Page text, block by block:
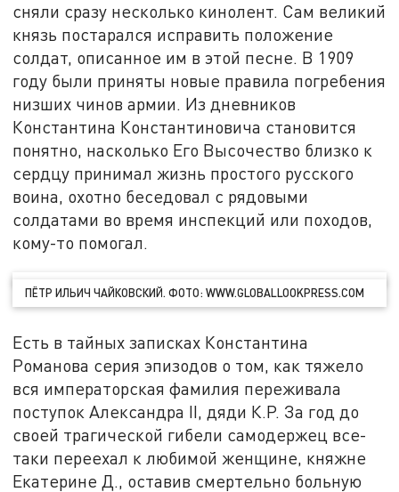
сняли сразу несколько кинолент. Сам великий
князь постарался исправить положение
солдат, описанное им в этой песне. В 1909
году были приняты новые правила погребения
низших чинов армии. Из дневников
Константина Константиновича становится
понятно, насколько Его Высочество близко к
сердцу принимал жизнь простого русского
воина, охотно беседовал с рядовыми
солдатами во время инспекций или походов,
кому-то помогал.
ПЁТР ИЛЬИЧ ЧАЙКОВСКИЙ. ФОТО: WWW.GLOBALLOOKPRESS.COM
Есть в тайных записках Константина
Романова серия эпизодов о том, как тяжело
вся императорская фамилия переживала
поступок Александра II, дяди К.Р. За год до
своей трагической гибели самодержец все-
таки переехал к любимой женщине, княжне
Екатерине Д., оставив смертельно больную